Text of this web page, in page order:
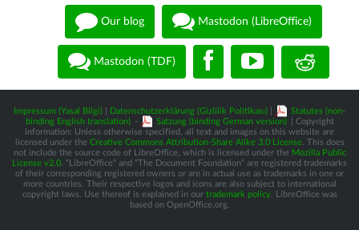
Our blog Mastodon (LibreOffice)
Mastodon (TDF)
Impressum (Yasal Bilgi) Datenschutzerklärung (Gizlilik Politikası)
Statutes (non-
binding English translation) - Satzung (binding German version)
| Copyright
information: Unless otherwise specified, all text and images on this website are
licensed under the Creative Commons Attribution-Share Alike 3.0 License. This does
not include the source code of LibreOffice, which is licensed under the Mozilla Public
License v2.0 . “LibreOffice” and “The Document Foundation” are registered trademarks
of their corresponding registered owners or are in actual use as trademarks in one or
more countries. Their respective logos and icons are also subject to international
copyright laws. Use thereof is explained in our trademark policy. LibreOffice was
based on OpenOffice.org.